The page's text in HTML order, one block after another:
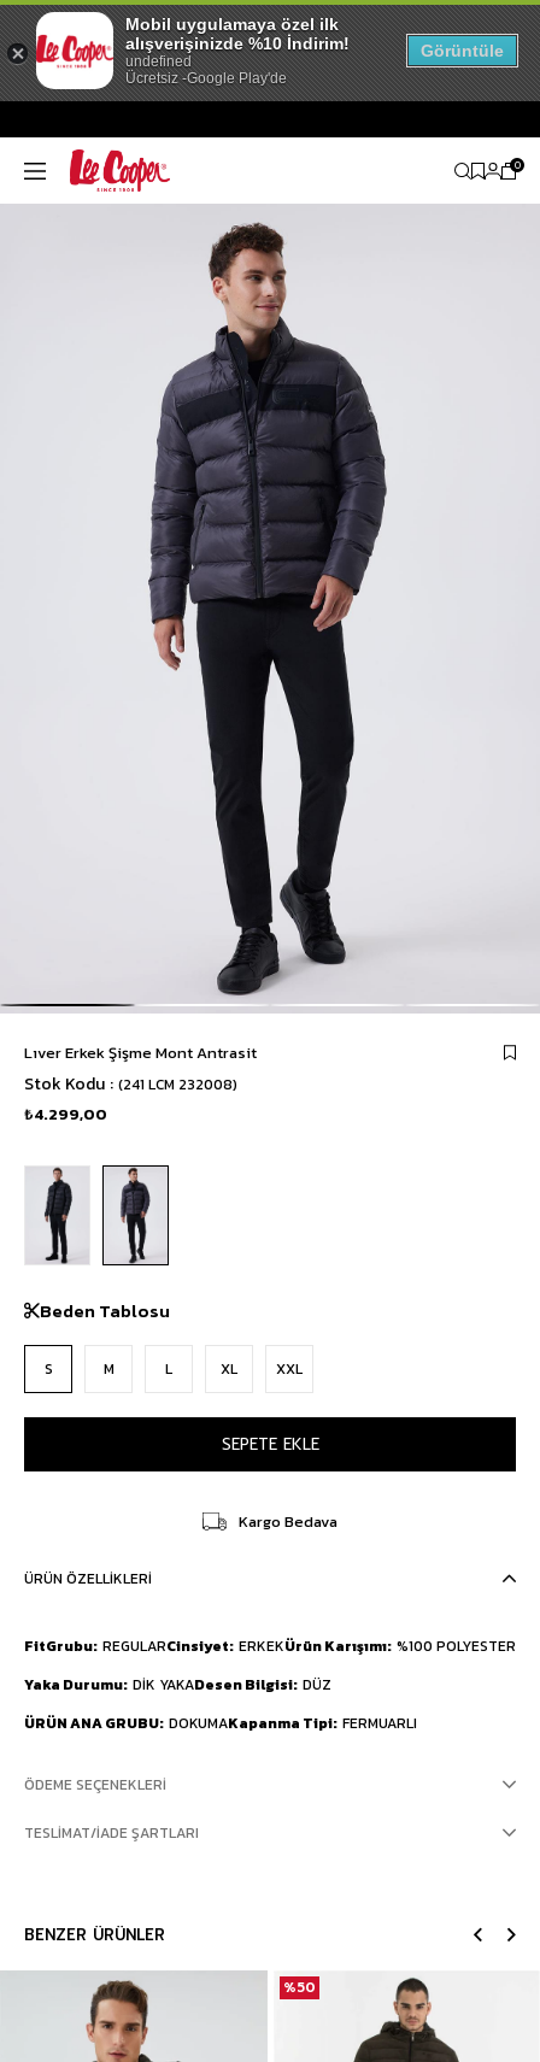
0
Lıver Erkek Şişme Mont Antrasit
Stok Kodu (241 LCM 232008)
₺4.299,00
Beden Tablosu
S M L XL XXL
Kargo Bedava
ÜRÜN ÖZELLIKLERI
FitGrubu REGULARCinsiyet ERKEKÜrün Karışımı %100 POLYESTER
Yaka Durumu DİK YAKADesen Bilgisi DÜZ
ÜRÜN ANA GRUBU DOKUMAKapanma Tipi FERMUARLI
ÖDEME SEÇENEKLERI
TESLIMAT/İADE ŞARTLARI
BENZER ÜRÜNLER
%50
Mobil uygulamaya özel ilk
alışverişinizde %10 İndirim!
undefined
Ücretsiz -Google Play'de
Görüntüle